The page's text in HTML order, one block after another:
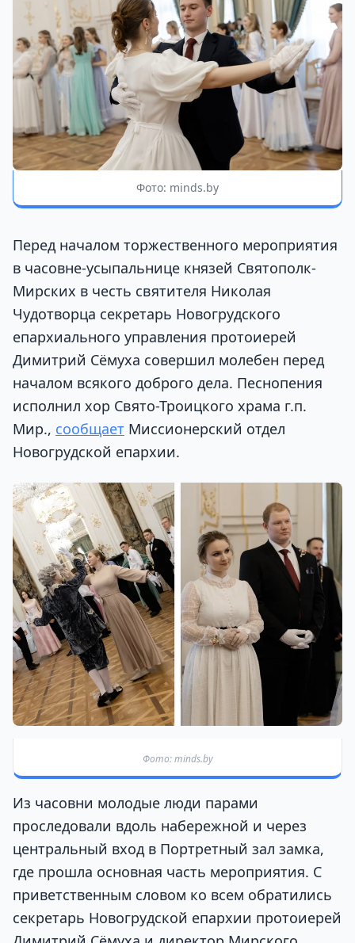
Фото: minds.by
Перед началом торжественного мероприятия
в часовне-усыпальнице князей Святополк-
Мирских в честь святителя Николая
Чудотворца секретарь Новогрудского
епархиального управления протоиерей
Димитрий Сёмуха совершил молебен перед
началом всякого доброго дела. Песнопения
исполнил хор Свято-Троицкого храма г.п.
Мир., сообщает Миссионерский отдел
Новогрудской епархии.
Фото: minds.by
Из часовни молодые люди парами
проследовали вдоль набережной и через
центральный вход в Портретный зал замка,
где прошла основная часть мероприятия. С
приветственным словом ко всем обратились
секретарь Новогрудской епархии протоиерей